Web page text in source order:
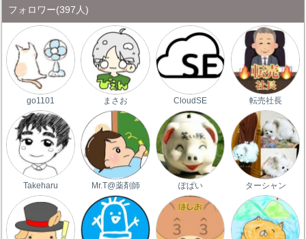
フォロワー(397人)
go1101 まさお CloudSE 転売社長
Takeharu Mr.T@薬剤師 ぽぱい ターシャン